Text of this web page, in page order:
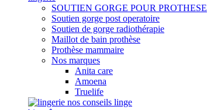
SOUTIEN GORGE POUR PROTHESE
Soutien gorge post operatoire
Soutien de gorge radiothérapie
Maillot de bain prothèse
Prothèse mammaire
Nos marques
Anita care
Amoena
Truelife
nos conseils linge